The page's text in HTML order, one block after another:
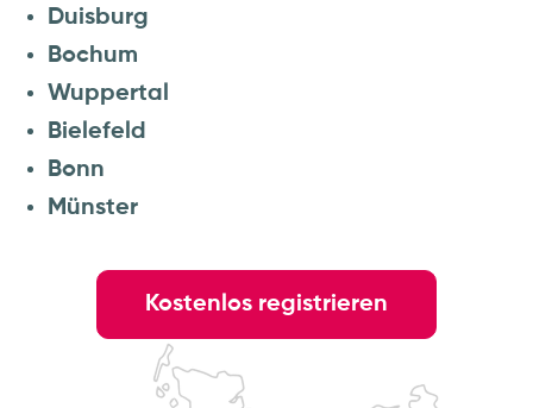
Duisburg
Bochum
Wuppertal
Bielefeld
Bonn
Münster
Kostenlos registrieren